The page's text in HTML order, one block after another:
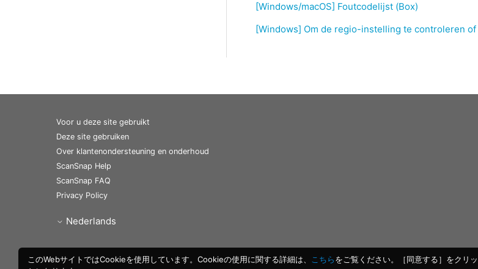
[Windows/macOS] Foutcodelijst (Box)
[Windows] Om de regio-instelling te controleren
Voor u deze site gebruikt
Deze site gebruiken
Over klantenondersteuning en onderhoud
ScanSnap Help
ScanSnap FAQ
Privacy Policy
Nederlands
このWebサイトではCookieを使用しています。Cookieの使用に関する詳細は、 こちらをご覧ください。［同意する］をクリ